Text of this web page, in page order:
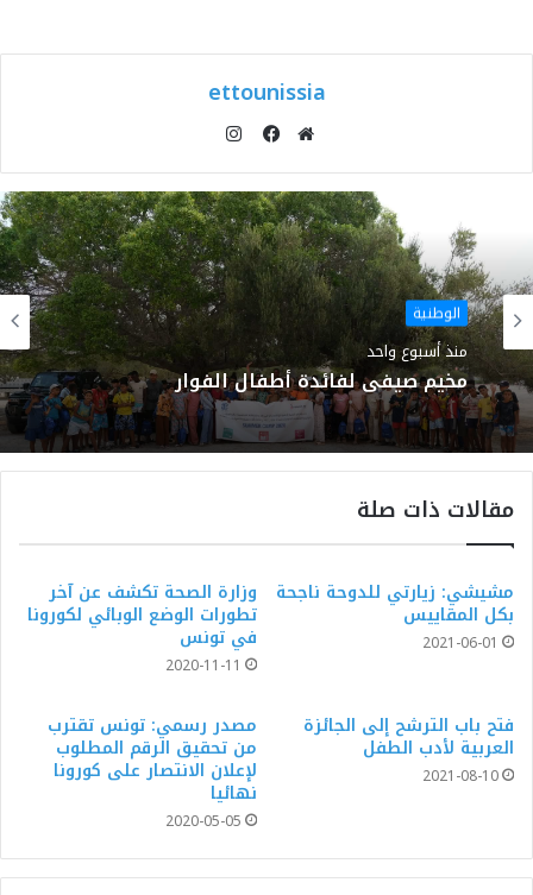
ettounissia
الويب
الوطنية
منذ أسبوع واحد
مخيم صيفي لفائدة أطفال الفوار
مقالات ذات صلة
مشيشي: زيارتي للدوحة ناجحة
بكل المقاييس
2021-06-01
وزارة الصحة تكشف عن آخر
تطورات الوضع الوبائي لكورونا
في تونس
2020-11-11
فتح باب الترشح إلى الجائزة
العربية لأدب الطفل
2021-08-10
مصدر رسمي: تونس تقترب
من تحقيق الرقم المطلوب
لإعلان الانتصار على كورونا
نهائيا
2020-05-05